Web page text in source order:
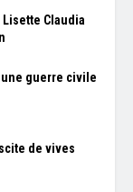
Claudia
guerre civile
de vives